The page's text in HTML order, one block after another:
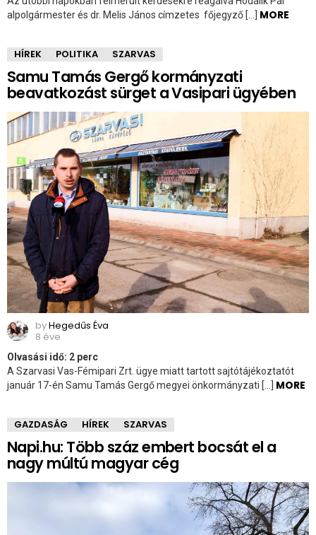
alpolgármester és dr. Melis János címzetes főjegyző […] MORE
HÍREK POLITIKA SZARVAS
Samu Tamás Gergő kormányzati
beavatkozást sürget a Vasipari ügyében
byHegedűs Éva
8 éve
Olvasási idő: 2 perc
A Szarvasi Vas-Fémipari Zrt. ügye miatt tartott sajtótájékoztatót
január 17-én Samu Tamás Gergő megyei önkormányzati […] MORE
GAZDASÁG HÍREK SZARVAS
Napi.hu: Több száz embert bocsát el a
nagy múltú magyar cég